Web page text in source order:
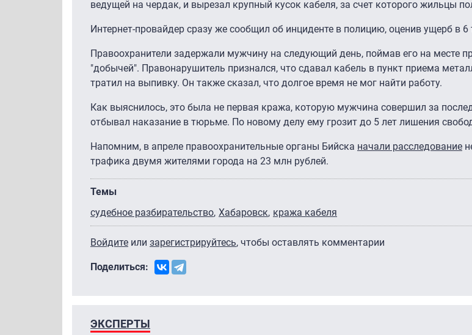
ведущей на чердак, и вырезал крупный кусок кабеля, за счет которого жильцы
Интернет-провайдер сразу же сообщил об инциденте в полицию, оценив ущерб в 6
Правоохранители задержали мужчину на следующий день, поймав его на месте
"добычей". Правонарушитель признался, что сдавал кабель в пункт приема
тратил на выпивку. Он также сказал, что долгое время не мог найти работу.
Как выяснилось, это была не первая кража, которую мужчина совершил за
отбывал наказание в тюрьме. По новому делу ему грозит до 5 лет лишения
Напомним, в апреле правоохранительные органы Бийска начали расследование
трафика двумя жителями города на 23 млн рублей.
Темы
судебное разбирательство Хабаровск кража кабеля
Войдите или зарегистрируйтесь, чтобы оставлять комментарии
Поделиться:
ЭКСПЕРТЫ